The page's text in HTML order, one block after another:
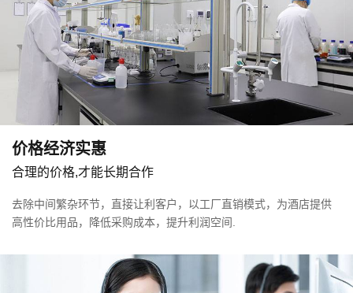
价格经济实惠
合理的价格,才能长期合作
去除中间繁杂环节，直接让利客户，以工厂直销模式，为酒店提供
高性价比用品，降低采购成本，提升利润空间.
在时光的褶皱里，中国牙刷手工业的故事写满
匠心传承的温度。二十世纪三十年代的江南小
镇杭集，韩永明于晨雾未散时便在作坊调试牙...
金坛退房时，这6种免费物品酒店巴不得你拿走，错过就亏大了 03-13
很多人在酒店退房时，可能会顺手将一些物品
带回家中。然而，并非所有东西都可以免费带
作为酒店负责人，一次性酒店用品是日常运营
08-26